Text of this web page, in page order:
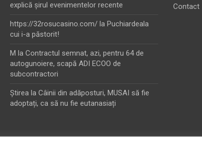
explică şirul evenimentelor recente
https://32rosucasino.com/ la Puchiardeala
cui i-a păstorit!
M la Contractul semnat, azi, pentru 64 de
autogunoiere, scapă ADI ECOO de
subcontractori
Ştirea la Câinii din adăposturi, MUSAI să fie
adoptați, ca să nu fie eutanasiați
Contact